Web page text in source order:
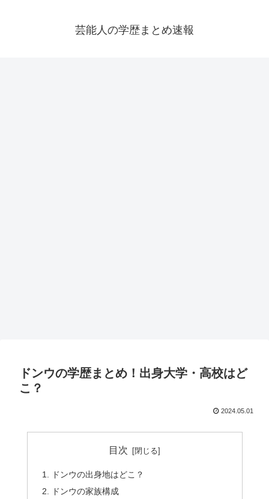
芸能人の学歴まとめ速報
ドンウの学歴まとめ！出身大学・高校はど
こ？
2024.05.01
目次
ドンウの出身地はどこ？
ドンウの家族構成